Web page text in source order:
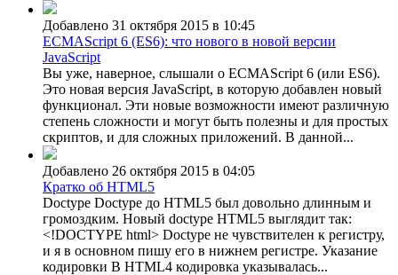
Добавлено 31 октября 2015 в 10:45
ECMAScript 6 (ES6): что нового в новой версии
JavaScript
Вы уже, наверное, слышали о ECMAScript 6 (или ES6).
Это новая версия JavaScript, в которую добавлен новый
функционал. Эти новые возможности имеют различную
степень сложности и могут быть полезны и для простых
скриптов, и для сложных приложений. В данной...
Добавлено 26 октября 2015 в 04:05
Кратко об HTML5
Doctype Doctype до HTML5 был довольно длинным и
громоздким. Новый doctype HTML5 выглядит так:
<!DOCTYPE html> Doctype не чувствителен к регистру,
и я в основном пишу его в нижнем регистре. Указание
кодировки В HTML4 кодировка указывалась...